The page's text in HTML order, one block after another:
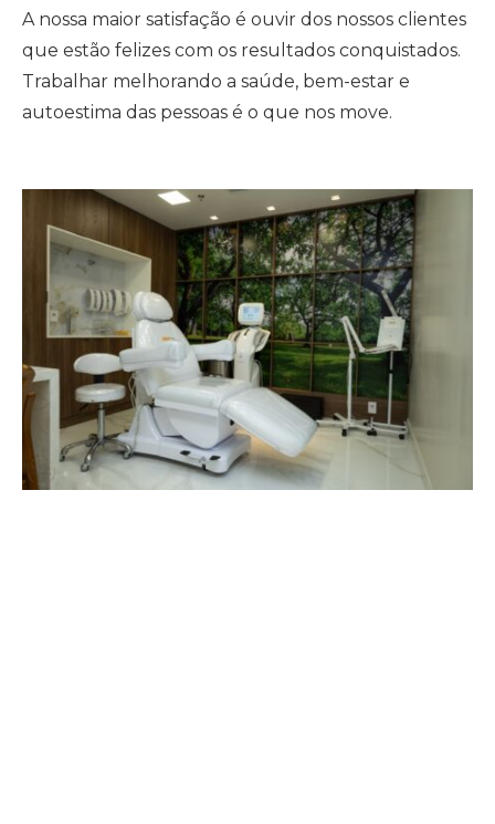
A nossa maior satisfação é ouvir dos nossos clientes
que estão felizes com os resultados conquistados.
Trabalhar melhorando a saúde, bem-estar e
autoestima das pessoas é o que nos move.